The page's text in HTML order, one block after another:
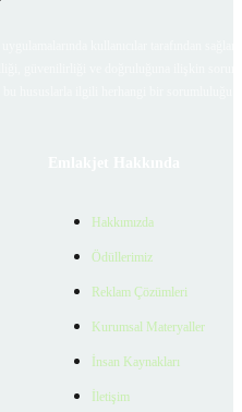
Hakkımızda
Ödüllerimiz
Reklam Çözümleri
Kurumsal Materyaller
İnsan Kaynakları
İletişim